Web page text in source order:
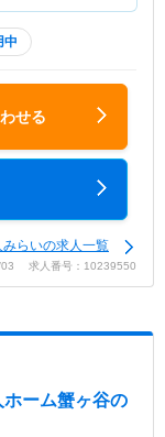
中
せる
らいの求人一覧
03 求人番号：10239550
ーム蟹ヶ谷の